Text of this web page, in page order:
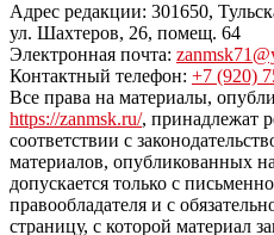
Адрес редакции: 301650,
ул. Шахтеров, 26, помещ. 64
Электронная почта:
Контактный телефон: +7 (920)
Все права на материалы,
https://zanmsk.ru/, принадлежат
соответствии с
материалов, опубликованных
допускается только с
правообладателя и с
страницу, с которой материал